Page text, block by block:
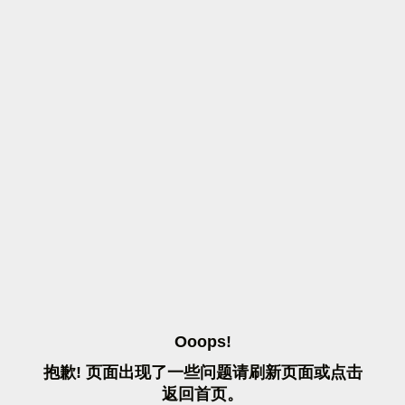
OOOPS!
抱歉! 页面出现了一些问题请刷 新页面或点击
返 回首页。